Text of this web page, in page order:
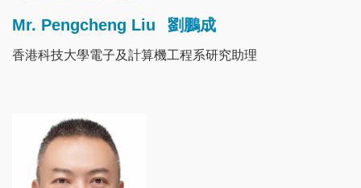
Mr. Pengcheng Liu 劉鵬成
香港科技大學電子及計算機工程系研究助理
Image